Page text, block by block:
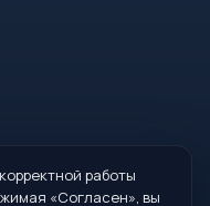
Администрации МО
работы
«Согласен», вы